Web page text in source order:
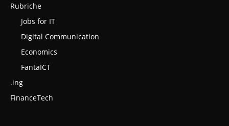
Rubriche
Jobs for IT
Digital Communication
Economics
FantaICT
.ing
FinanceTech